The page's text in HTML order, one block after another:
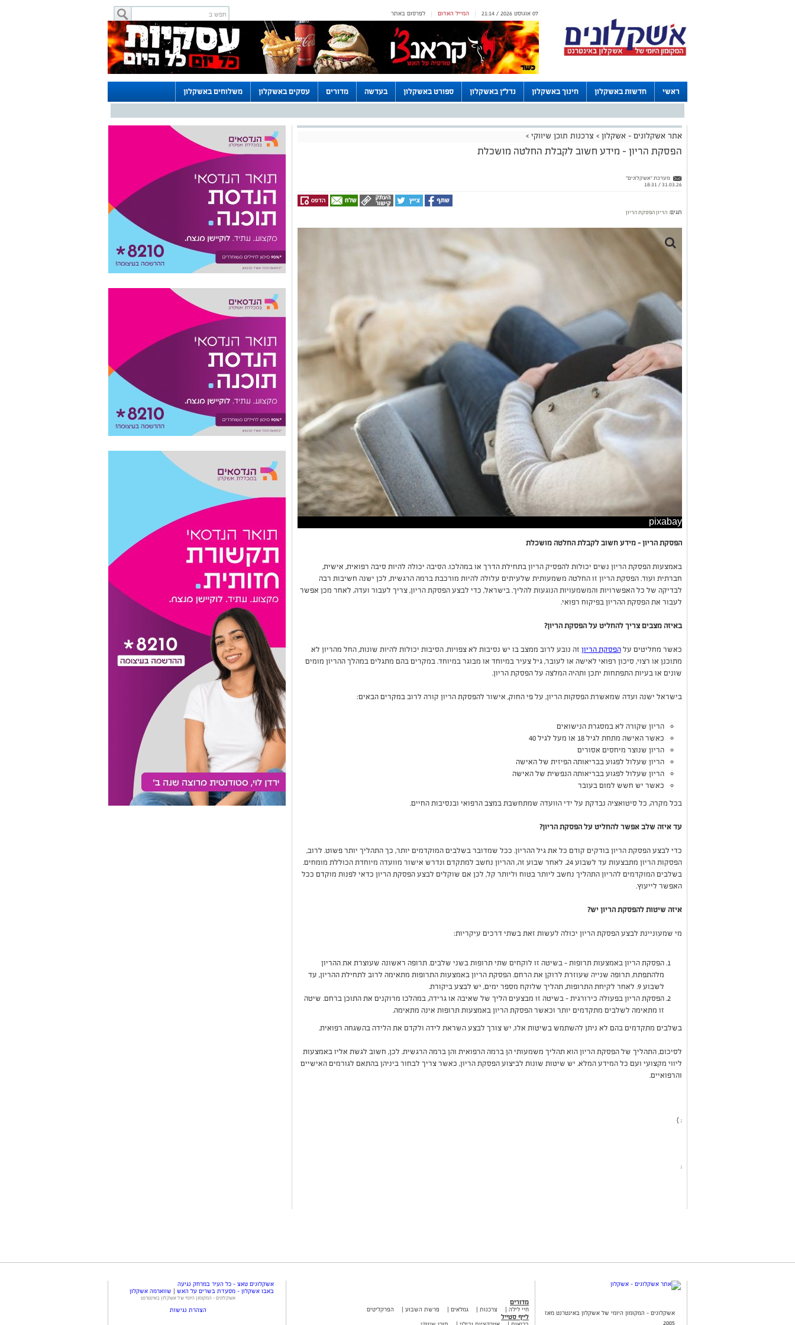
לפרסום באתר | המייל האדום | 07 אוגוסט 2026 / 21:14
ראשי חדשות באשקלון חינוך באשקלון נדל"ן באשקלון ספורט באשקלון בעדשה מדורים עסקים באשקלון משלוחים באשקלון
אתר אשקלונים - אשקלון> צרכנות תוכן שיווקי >
הפסקת הריון – מידע חשוב לקבלת החלטה מושכלת
מערכת "אשקלונים"
31.03.26 / 18:31
תגים:הריוןהפסקת הריון
pixabay
הפסקת הריון – מידע חשוב לקבלת החלטה מושכלת
באמצעות הפסקת הריון נשים יכולות להפסיק הריון בתחילת הדרך או במהלכו. הסיבה יכולה להיות סיבה רפואית, אישית,
חברתית ועוד. הפסקת הריון זו החלטה משמעותית שלעיתים עלולה להיות מורכבת ברמה הרגשית, לכן ישנה חשיבות רבה
לבדיקה של כל האפשרויות והמשמעויות הנוגעות להליך. בישראל, כדי לבצע הפסקת הריון, צריך לעבור ועדה, לאחר מכן אפשר
לעבור את הפסקת ההריון בפיקוח רפואי.
באיזה מצבים צריך להחליט על הפסקת הריון?
כאשר מחליטים עלהפסקת הריון זה נובע לרוב ממצב בו יש נסיבות לא צפויות. הסיבות יכולות להיות שונות, החל מהריון לא
מתוכנן או רצוי, סיכון רפואי לאישה או לעובר, גיל צעיר במיוחד או מבוגר במיוחד. במקרים בהם מתגלים במהלך ההריון מומים
שונים או בעיות התפתחות יתכן ותהיה המלצה על הפסקת הריון.
בישראל ישנה ועדה שמאשרת הפסקות הריון, על פי החוק, אישור להפסקת הריון קורה לרוב במקרים הבאים:
הריון שקורה לא במסגרת הנישואים
כאשר האישה מתחת לגיל 18 או מעל לגיל 40
הריון שנוצר מיחסים אסורים
הריון שעלול לפגוע בבריאותה הפיזית של האישה
הריון שעלול לפגוע בבריאותה הנפשית של האישה
כאשר יש חשש למום בעובר
בכל מקרה, כל סיטואציה נבדקת על ידי הוועדה שמתחשבת במצב הרפואי ובנסיבות החיים.
עד איזה שלב אפשר להחליט על הפסקת הריון?
כדי לבצע הפסקת הריון בודקים קודם כל את גיל ההריון. ככל שמדובר בשלבים המוקדמים יותר, כך התהליך יותר פשוט. לרוב,
הפסקות הריון מתבצעות עד לשבוע 24. לאחר שבוע זה, ההריון נחשב למתקדם ונדרש אישור מוועדה מיוחדת הכוללת מומחים.
בשלבים המוקדמים להריון התהליך נחשב ליותר בטוח וליותר קל, לכן אם שוקלים לבצע הפסקת הריון כדאי לפנות מוקדם ככל
האפשר לייעוץ.
איזה שיטות להפסקת הריון יש?
מי שמעוניינת לבצע הפסקת הריון יכולה לעשות זאת בשתי דרכים עיקריות:
הפסקת הריון באמצעות תרופות - בשיטה זו לוקחים שתי תרופות בשני שלבים. תרופה ראשונה שעוצרת את ההריון
מלהתפתח, תרופה שנייה שעוזרת לרוקן את הרחם. הפסקת הריון באמצעות התרופות מתאימה לרוב לתחילת ההריון, עד
לשבוע 9. לאחר לקיחת התרופות, תהליך שלוקח מספר ימים, יש לבצע ביקורת.
הפסקת הריון בפעולה כירורגית - בשיטה זו מבצעים הליך של שאיבה או גרידה, במהלכו מרוקנים את התוכן ברחם. שיטה
זו מתאימה לשלבים מתקדמים יותר וכאשר הפסקת הריון באמצעות תרופות אינה מתאימה.
בשלבים מתקדמים בהם לא ניתן להשתמש בשיטות אלו, יש צורך לבצע השראת לידה ולקדם את הלידה בהשגחה רפואית.
לסיכום, התהליך של הפסקת הריון הוא תהליך משמעותי הן ברמה הרפואית והן ברמה הרגשית. לכן, חשוב לגשת אליו באמצעות
ליווי מקצועי ועם כל המידע המלא. יש שיטות שונות לביצוע הפסקת הריון, כאשר צריך לבחור ביניהן בהתאם לגורמים האישיים
והרפואיים.
; }
;
אשקלונים - המקומון היומי של אשקלון באינטרנט מאז
2005
מדורים
חיי לילה צרכנות גמלאים פרשת השבוע הפרקליטים
לייף סטייל
אשקלונים טאצ - כל העיר במרחק נגיעה
באבו אשקלון - מסעדת בשרים על האש | שווארמה אשקלון
אשקלונים - המקומון היומי של אשקלון באינטרנט
הצהרת נגישות